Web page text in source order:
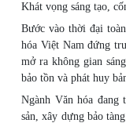
Khát vọng sáng tạo,
Bước vào thời đại
hóa Việt Nam đứng
mở ra không gian
bảo tồn và phát huy
Ngành Văn hóa đang
sản, xây dựng bảo